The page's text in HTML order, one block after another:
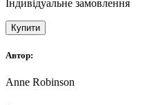
Індивідуальне замовлення
Купити
Автор:
Anne Robinson